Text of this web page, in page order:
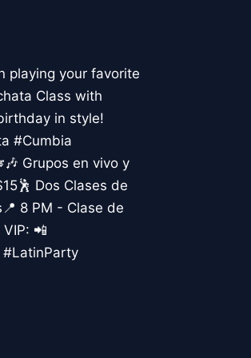
playing your favorite
Class with
in style!
#Cumbia
Grupos en vivo y
Dos Clases de
8 PM - Clase de
📲
#LatinParty